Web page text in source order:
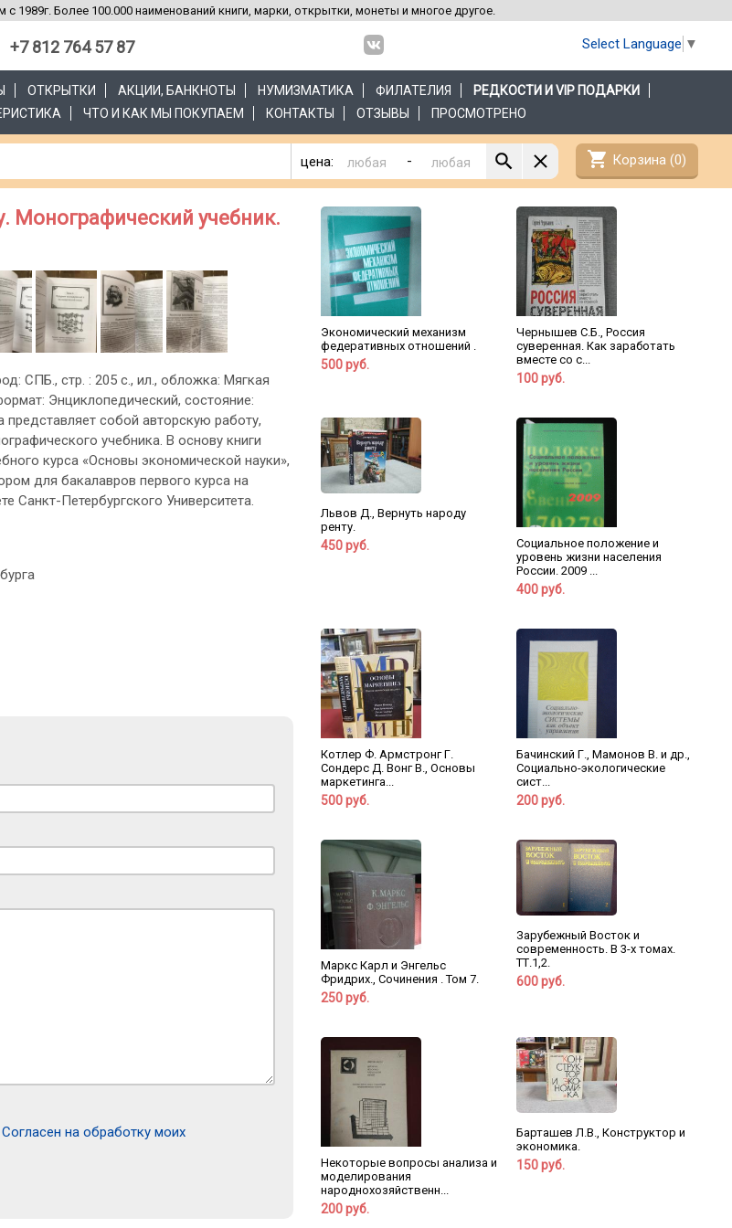
с 1989г. Более 100.000 наименований книги, марки, открытки, монеты и многое другое.
+7 812 764 57 87 Select Language ▼
ОТКРЫТКИ АКЦИИ, БАНКНОТЫ НУМИЗМАТИКА ФИЛАТЕЛИЯ
РЕДКОСТИ И VIP ПОДАРКИ
ЧТО И КАК МЫ ПОКУПАЕМ КОНТАКТЫ ОТЗЫВЫ ПРОСМОТРЕНО
цена: - shopping_cart Корзина (0)
Монографический учебник.
СПБ., стр. : 205 с., ил., обложка: Мягкая
Энциклопедический, состояние:
представляет собой авторскую работу,
учебника. В основу книги
курса «Основы экономической науки»,
для бакалавров первого курса на
Санкт-Петербургского Университета.
Согласен на обработку моих
Экономический механизм
федеративных отношений .
500 руб.
Чернышев С.Б., Россия
суверенная. Как заработать
вместе со с...
100 руб.
Львов Д., Вернуть народу
ренту.
450 руб.
Социальное положение и
уровень жизни населения
России. 2009 ...
400 руб.
Котлер Ф. Армстронг Г.
Сондерс Д. Вонг В., Основы
маркетинга...
500 руб.
Бачинский Г., Мамонов В. и др.,
Социально-экологические
сист...
200 руб.
Маркс Карл и Энгельс
Фридрих., Сочинения . Том 7.
250 руб.
Зарубежный Восток и
современность. В 3-х томах.
ТТ.1,2.
600 руб.
Некоторые вопросы анализа и
моделирования
народнохозяйственн...
200 руб.
Барташев Л.В., Конструктор и
экономика.
150 руб.